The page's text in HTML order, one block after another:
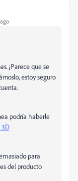
¡Parece que se
estoy seguro
podría haberle
3D
para
del producto